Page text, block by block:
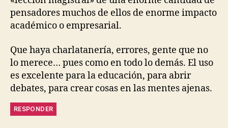
pensadores muchos de ellos de enorme impacto
académico o empresarial.
Que haya charlatanería, errores, gente que no
lo merece… pues como en todo lo demás. El uso
es excelente para la educación, para abrir
debates, para crear cosas en las mentes ajenas.
RESPONDER